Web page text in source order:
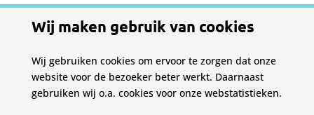
Meta
Login
Reacties feed
WordPress.org
Wij maken gebruik van cookies
Wij gebruiken cookies om ervoor te zorgen dat onze
website voor de bezoeker beter werkt. Daarnaast
gebruiken wij o.a. cookies voor onze webstatistieken.